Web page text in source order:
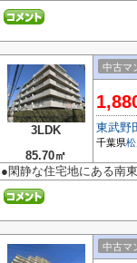
3LDK
85.70㎡
中古マ
東武野
千葉県
●閑静な住宅地にある南
中古マ